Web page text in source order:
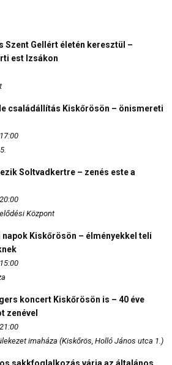
Szent Gellért életén keresztül –
est Izsákon
családállítás Kiskőrösön – önismereti
Soltvadkertre – zenés este a
Központ
Kiskőrösön – élményekkel teli
koncert Kiskőrösön is – 40 éve
zenével
imaháza (Kiskőrös, Holló János utca 1.)